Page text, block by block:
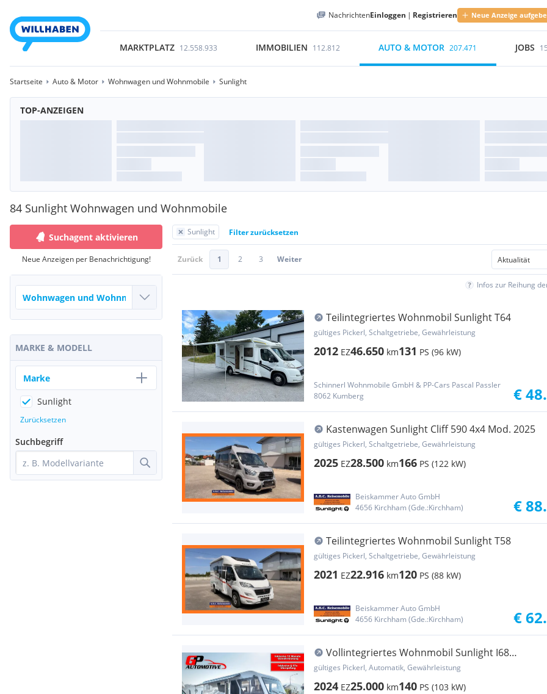
NachrichtenEinloggen | Registrieren Neue Anzeige
MARKTPLATZ 12.558.933 IMMOBILIEN 112.812 AUTO & MOTOR 207.471 JOBS
Startseite Auto & Motor Wohnwagen und Wohnmobile Sunlight
TOP-ANZEIGEN
84 Sunlight Wohnwagen und Wohnmobile
Sunlight Filter zurücksetzen
Zurück 1 2 3 Weiter
Infos zur Reihung
Teilintegriertes Wohnmobil Sunlight T64
gültiges Pickerl, Schaltgetriebe, Gewährleistung
2012 EZ46.650 km131 PS (96 kW)
Schinnerl Wohnmobile GmbH & PP-Cars Pascal Passler
8062 Kumberg
€
Kastenwagen Sunlight Cliff 590 4x4 Mod. 2025
gültiges Pickerl, Schaltgetriebe, Gewährleistung
2025 EZ28.500 km166 PS (122 kW)
Beiskammer Auto GmbH
4656 Kirchham (Gde.:Kirchham)
€
Teilintegriertes Wohnmobil Sunlight T58
gültiges Pickerl, Schaltgetriebe, Gewährleistung
2021 EZ22.916 km120 PS (88 kW)
Beiskammer Auto GmbH
4656 Kirchham (Gde.:Kirchham)
€
Vollintegriertes Wohnmobil Sunlight I68
Adventure Edition AUTOM...
gültiges Pickerl, Automatik, Gewährleistung
2024 EZ25.000 km140 PS (103 kW)
Suchagent aktivieren
Neue Anzeigen per Benachrichtigung!
MARKE & MODELL
Marke
Sunlight
Zurücksetzen
Suchbegriff